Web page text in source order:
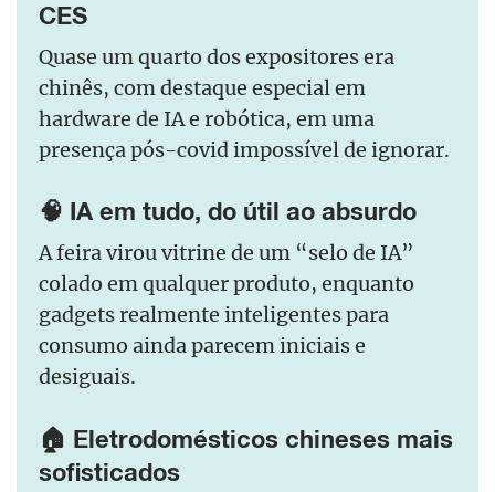
CES
Quase um quarto dos expositores era
chinês, com destaque especial em
hardware de IA e robótica, em uma
presença pós-covid impossível de ignorar.
🧠 IA em tudo, do útil ao absurdo
A feira virou vitrine de um “selo de IA”
colado em qualquer produto, enquanto
gadgets realmente inteligentes para
consumo ainda parecem iniciais e
desiguais.
🏠 Eletrodomésticos chineses mais
sofisticados